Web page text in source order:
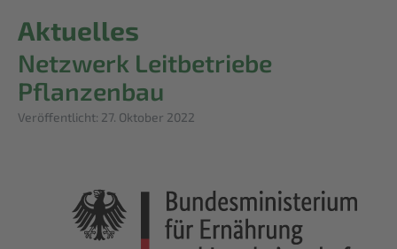
Aktuelles
Netzwerk Leitbetriebe
Pflanzenbau
Details
Veröffentlicht: 27. Oktober 2022